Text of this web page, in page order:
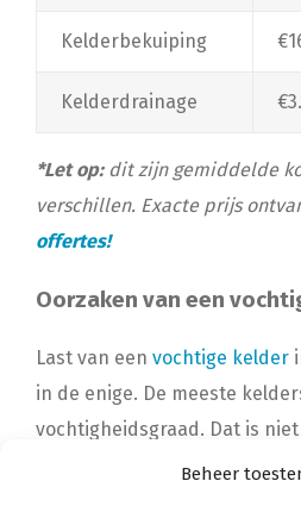
Beheer
Kelderbekuiping
Kelderdrainage
*Let op:dit zijn gemiddelde
verschillen. Exacte prijs
offertes!
Oorzaken van een
Last van een vochtige kelder
in de enige. De meeste
vochtigheidsgraad. Dat is
kelders zich natuurlijk